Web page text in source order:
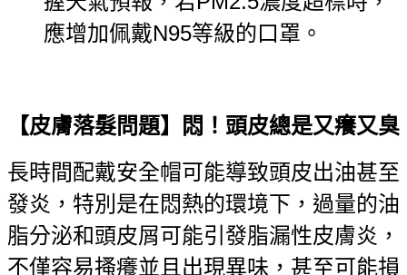
應增加佩戴N95等級的口罩。
【皮膚落髮問題】悶！頭皮總是又癢又臭
長時間配戴安全帽可能導致頭皮出油甚至
發炎，特別是在悶熱的環境下，過量的油
脂分泌和頭皮屑可能引發脂漏性皮膚炎，
不僅容易搔癢並且出現異味，甚至可能損